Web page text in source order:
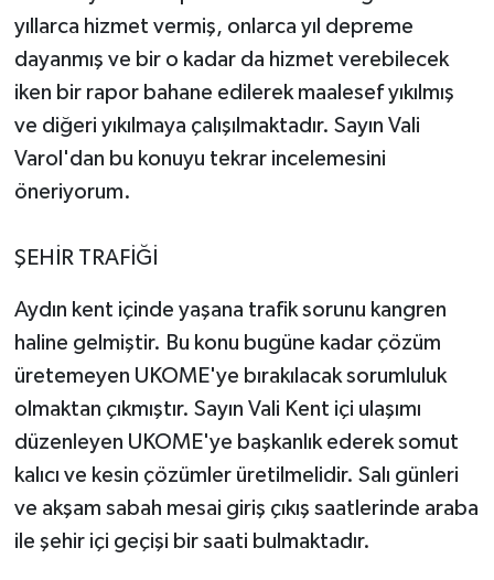
yıllarca hizmet vermiş, onlarca yıl depreme
dayanmış ve bir o kadar da hizmet verebilecek
iken bir rapor bahane edilerek maalesef yıkılmış
ve diğeri yıkılmaya çalışılmaktadır. Sayın Vali
Varol'dan bu konuyu tekrar incelemesini
öneriyorum.
ŞEHİR TRAFİĞİ
Aydın kent içinde yaşana trafik sorunu kangren
haline gelmiştir. Bu konu bugüne kadar çözüm
üretemeyen UKOME'ye bırakılacak sorumluluk
olmaktan çıkmıştır. Sayın Vali Kent içi ulaşımı
düzenleyen UKOME'ye başkanlık ederek somut
kalıcı ve kesin çözümler üretilmelidir. Salı günleri
ve akşam sabah mesai giriş çıkış saatlerinde araba
ile şehir içi geçişi bir saati bulmaktadır.